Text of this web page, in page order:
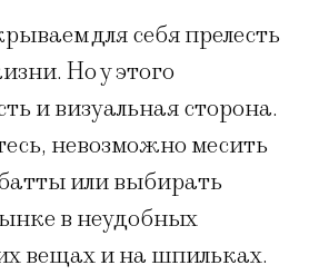
для себя прелесть
Но у этого
и визуальная сторона.
невозможно месить
или выбирать
в неудобных
вещах и на шпильках.